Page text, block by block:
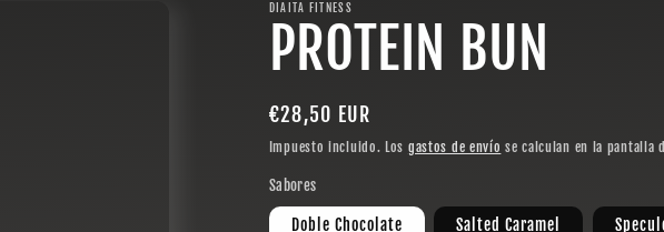
n
DIAITA FITNESS
PROTEIN BUN
Precio
habitual
€28,50 EUR
Impuesto incluido. Los gastos de envío se calculan en la pantalla
Sabores
Doble Chocolate Salted Caramel